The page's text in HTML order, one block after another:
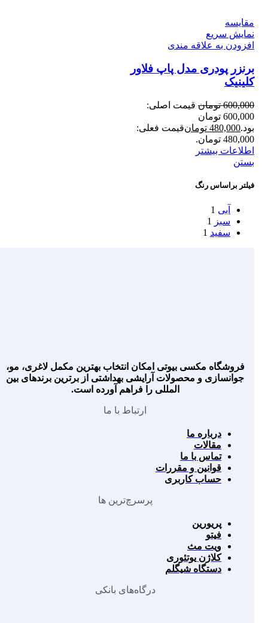
بستن
فیلتر براساس رنگ
آبی 1
سبز
1
سفید 1
مقايسه
نمایش سریع
افزودن به علاقه مندی
برنزر پودری مدل پاپ فلاور
کلینیک
600,000 تومان قیمت اصلی:
600,000 تومان
بود.480,000 تومانقیمت فعلی:
480,000 تومان.
اطلاعات بیشتر
فروشگاه مکسی بیوتی امکان انتخاب بهترین مکمل لاغری، مو،
جوانسازی و محصولات آرایشی بهداشتی از برترین برندهای بین
المللی را فراهم آورده است.
ارتباط با ما
درباره ما
مقالات
تماس با ما
قوانین و مقررات
حساب کاربری
پرسرچ‌ترین ها
پریورین
فیتو
ویت مث
کلاژن یوتئوری
دستگاه شیگلم
درگاه‌های بانکی